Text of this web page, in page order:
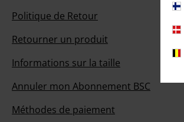
Politique de Retour
Retourner un produit
Informations sur la taille
Annuler mon Abonnement BSC
Méthodes de paiement